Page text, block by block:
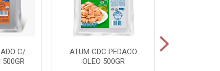
C/
500GR
ATUM GDC PEDACO
OLEO 500GR